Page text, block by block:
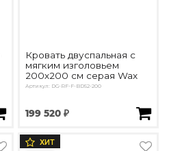
Кровать двуспальная с
мягким изголовьем
200х200 см серая Wax
Артикул: DG-RF-F-BD52-200
199 520 ₽
ХИТ